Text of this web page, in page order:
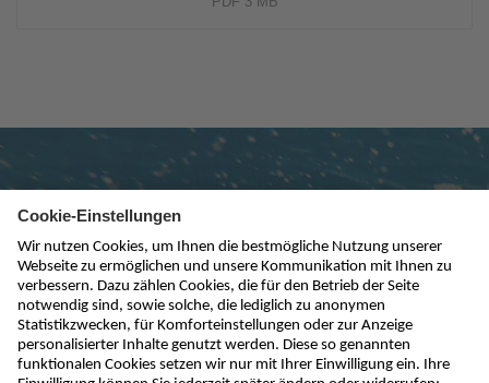
Newsletter abonnieren
absenden